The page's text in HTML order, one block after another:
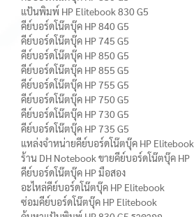
แป้นพิมพ์ HP Elitebook 830 G5
คีย์บอร์ดโน๊ตบุ๊ค HP 840 G5
คีย์บอร์ดโน๊ตบุ๊ค HP 745 G5
คีย์บอร์ดโน๊ตบุ๊ค HP 850 G5
คีย์บอร์ดโน๊ตบุ๊ค HP 855 G5
คีย์บอร์ดโน๊ตบุ๊ค HP 755 G5
คีย์บอร์ดโน๊ตบุ๊ค HP 750 G5
คีย์บอร์ดโน๊ตบุ๊ค HP 730 G5
คีย์บอร์ดโน๊ตบุ๊ค HP 735 G5
แหล่งจำหน่ายคีย์บอร์ดโน๊ตบุ๊ค HP Elitebook
ร้าน DH Notebook ขายคีย์บอร์ดโน๊ตบุ๊ค HP
คีย์บอร์ดโน๊ตบุ๊ค HP มือสอง
อะไหล่คีย์บอร์ดโน๊ตบุ๊ค HP Elitebook
ซ่อมคีย์บอร์ดโน๊ตบุ๊ค HP Elitebook